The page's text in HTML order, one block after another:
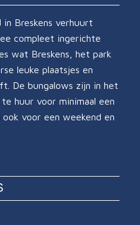
in Breskens verhuurt
compleet ingerichte
wat Breskens, het park
leuke plaatsjes en
De bungalows zijn in het
huur voor minimaal een
voor een weekend en